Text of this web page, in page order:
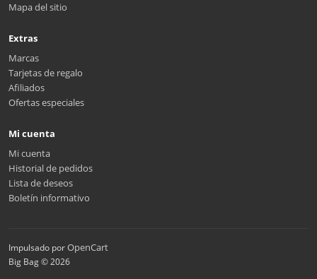
Mapa del sitio
Extras
Marcas
Tarjetas de regalo
Afiliados
Ofertas especiales
Mi cuenta
Mi cuenta
Historial de pedidos
Lista de deseos
Boletín informativo
Impulsado porOpenCart
Big Bag © 2026